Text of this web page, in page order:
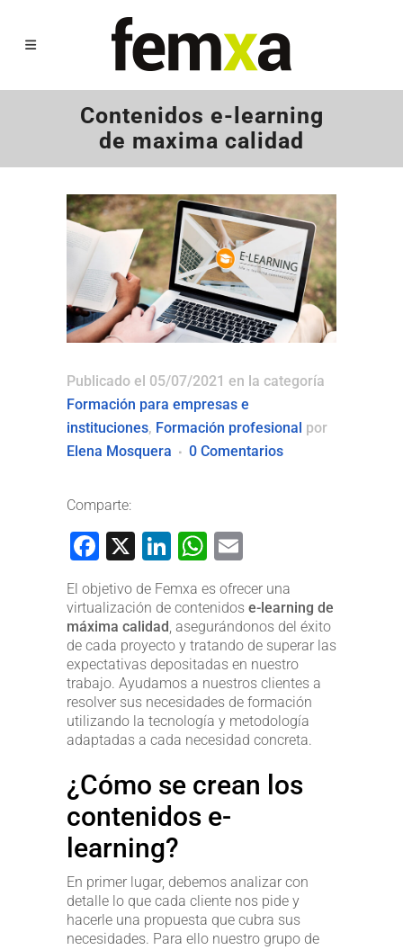
Contenidos e-learning
de maxima calidad
Publicado el 05/07/2021 en la categoría
Formación para empresas e
instituciones, Formación profesional por
Elena Mosquera
0 Comentarios
Comparte:
Facebook
X LinkedIn
WhatsApp
El objetivo de Femxa es ofrecer una
virtualización de contenidos e-learning de
máxima calidad, asegurándonos del éxito
de cada proyecto y tratando de superar las
expectativas depositadas en nuestro
trabajo. Ayudamos a nuestros clientes a
resolver sus necesidades de formación
utilizando la tecnología y metodología
adaptadas a cada necesidad concreta.
¿Cómo se crean los
contenidos e-
learning?
En primer lugar, debemos analizar con
detalle lo que cada cliente nos pide y
hacerle una propuesta que cubra sus
necesidades. Para ello nuestro grupo de